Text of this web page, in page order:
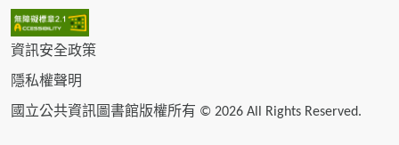
資訊安全政策
隱私權聲明
國立公共資訊圖書館版權所有 © 2026 All Rights Reserved.